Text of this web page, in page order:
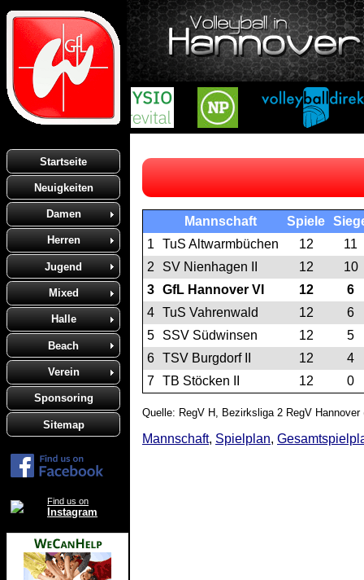
Startseite
Neuigkeiten
Damen
Herren
Jugend
Mixed
Halle
Beach
Verein
Sponsoring
Sitemap
Find us on
Instagram
Mannschaft Spiele
1
TuS Altwarmbüchen 12
11
2
SV Nienhagen II 12
10
3 GfL Hannover VI 12
6
4 TuS Vahrenwald 12
6
5
SSV Südwinsen 12
5
6 TSV Burgdorf II 12
4
7 TB Stöcken II 12 0
Quelle: RegV H, Bezirksliga 2 RegV
Mannschaft, Spielplan,